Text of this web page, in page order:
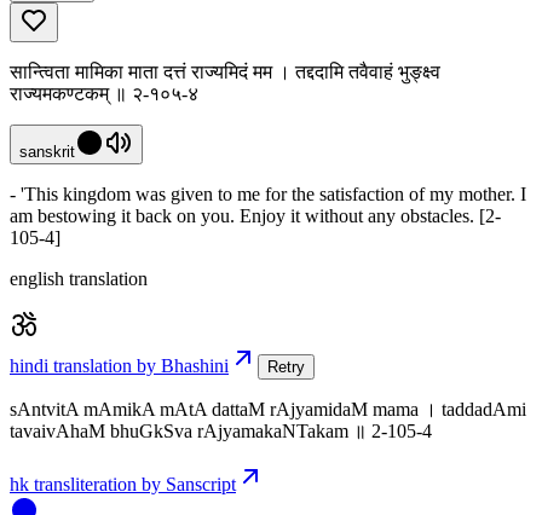
सान्त्विता मामिका माता दत्तं राज्यमिदं मम । तद्ददामि तवैवाहं भुङ्क्ष्व
राज्यमकण्टकम् ॥ २-१०५-४
sanskrit
- 'This kingdom was given to me for the satisfaction of my mother. I
am bestowing it back on you. Enjoy it without any obstacles. [2-
105-4]
english translation
hindi translation by Bhashini Retry
sAntvitA mAmikA mAtA dattaM rAjyamidaM mama । taddadAmi
tavaivAhaM bhuGkSva rAjyamakaNTakam ॥ 2-105-4
hk transliteration by Sanscript